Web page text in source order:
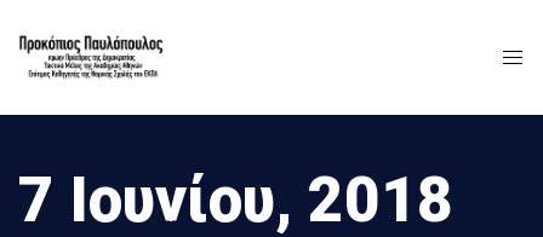
7 Ιουνίου, 2018